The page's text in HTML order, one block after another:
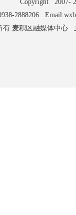
Copyright 2007-
2888206
有:麦积区融媒体中心